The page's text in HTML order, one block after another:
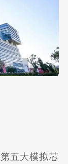
五大模拟芯